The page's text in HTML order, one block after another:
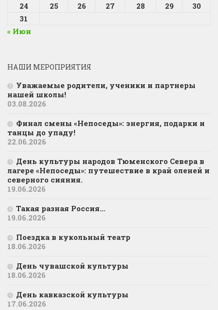
24
25 26 27 28 29
30
31
« Июн
НАШИ МЕРОПРИЯТИЯ
Уважаемые родители, ученики и партнеры
нашей школы!
03.08.2026
Финал смены «Непоседы»: энергия, подарки и
танцы до упаду!
22.06.2026
День культуры народов Тюменского Севера в
лагере «Непоседы»: путешествие в край оленей и
северного сияния.
19.06.2026
Такая разная Россия…
19.06.2026
Поездка в кукольный театр
18.06.2026
День чувашской культуры
18.06.2026
День кавказской культуры
17.06.2026